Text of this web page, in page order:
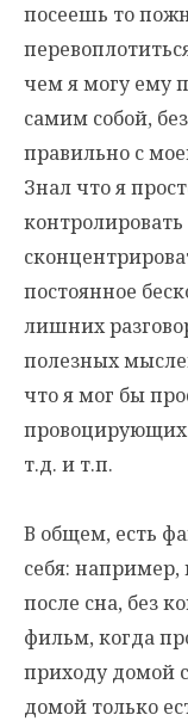
посеешь то
чем я могу ему
самим собой,
правильно с
Знал что я
постоянное
лишних
полезных
что я мог бы
провоцирующих
т.д. и т.п.
В общем, есть
себя:
после сна, без
фильм, когда
приходу домой
домой только